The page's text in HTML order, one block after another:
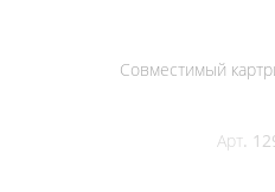
Совместимый
Арт.